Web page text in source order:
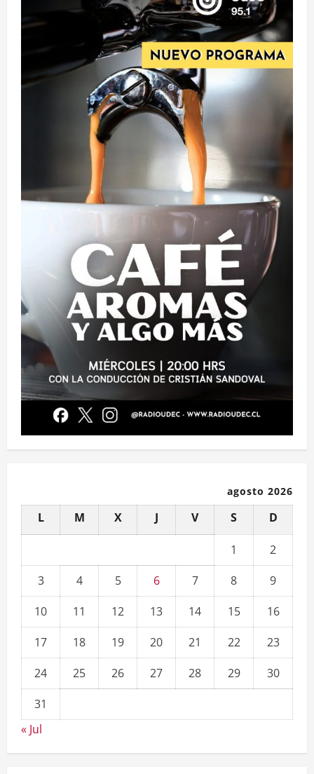
agosto 2026
L M X J V S D
1
2
3
4 5 6 7 8
9
10
11 12 13 14 15
16
17
18 19 20 21 22
23
24
25 26 27 28 29
30
31
« Jul